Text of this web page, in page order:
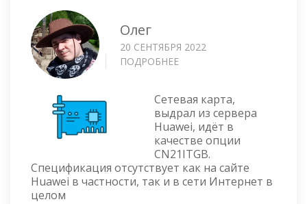
Олег
20 СЕНТЯБРЯ 2022
ПОДРОБНЕЕ
СЕТЕВАЯ
КАРТА
SP210
2X1GE
RJ-
45
Сетевая карта,
выдрал из сервера
Huawei, идёт в
качестве опции
CN21ITGB.
Спецификация отсутствует как на сайте
Huawei в частности, так и в сети Интернет в
целом